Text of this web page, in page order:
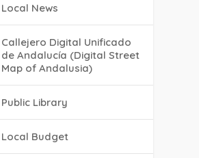
Local News
Callejero Digital Unificado
de Andalucía (Digital Street
Map of Andalusia)
Public Library
Local Budget